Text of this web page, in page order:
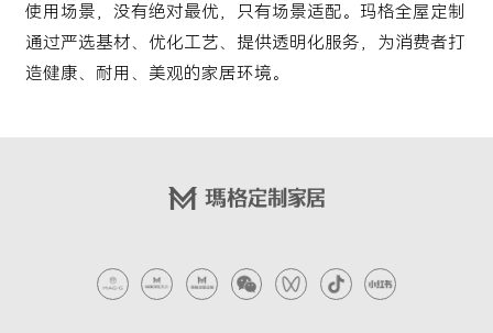
使用场景，没有绝对最优，只有场景适配。玛格全屋定制
通过严选基材、优化工艺、提供透明化服务，为消费者打
造健康、耐用、美观的家居环境。